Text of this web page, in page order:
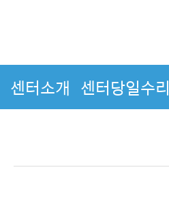
센터소개 센터당일수리